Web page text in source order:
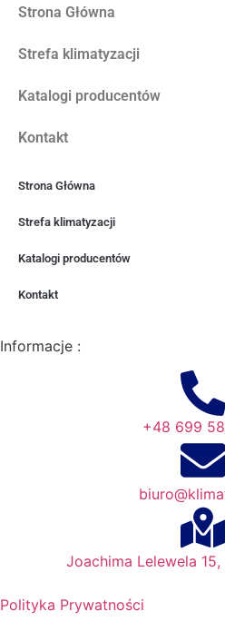
Strona Główna
Strefa klimatyzacji
Katalogi producentów
Kontakt
Strona Główna
Strefa klimatyzacji
Katalogi producentów
Kontakt
Informacje :
+48 699
Joachima Lelewela
Polityka Prywatności